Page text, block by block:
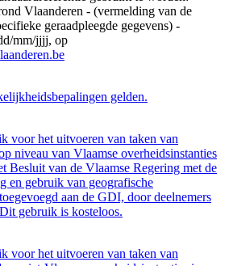
Vlaanderen - (vermelding van de
geraadpleegde gegevens) -
mm/jjjj, op
gelden.
voor het uitvoeren van taken van
niveau van Vlaamse overheidsinstanties
Besluit van de Vlaamse Regering met de
en gebruik van geografische
aan de GDI, door deelnemers
gebruik is kosteloos.
voor het uitvoeren van taken van